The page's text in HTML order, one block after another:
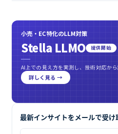
小売・EC特化のLLM対策
Stella LLMO 提供開始
AI上での見え方を実測し、技術対応から
詳しく見る →
最新インサイトをメールで受け